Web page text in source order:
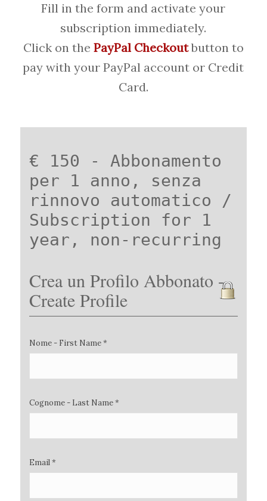
Fill in the form and activate your
subscription immediately.
Click on the PayPal Checkoutbutton to
pay with your PayPal account or Credit
Card.
€ 150 - Abbonamento
per 1 anno, senza
rinnovo automatico /
Subscription for 1
year, non-recurring
Crea un Profilo Abbonato -
Create Profile
Nome - First Name *
Cognome - Last Name *
Email *